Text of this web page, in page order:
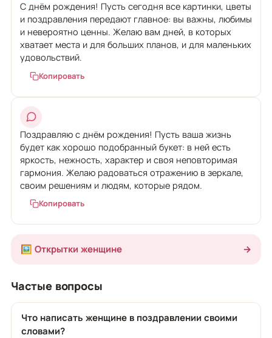
С днём рождения! Пусть сегодня все картинки, цветы
и поздравления передают главное: вы важны, любимы
и невероятно ценны. Желаю вам дней, в которых
хватает места и для больших планов, и для маленьких
удовольствий.
Копировать
Поздравляю с днём рождения! Пусть ваша жизнь
будет как хорошо подобранный букет: в ней есть
яркость, нежность, характер и своя неповторимая
гармония. Желаю радоваться отражению в зеркале,
своим решениям и людям, которые рядом.
Копировать
🖼️ Открытки женщине →
Частые вопросы
Что написать женщине в поздравлении своими
словами?